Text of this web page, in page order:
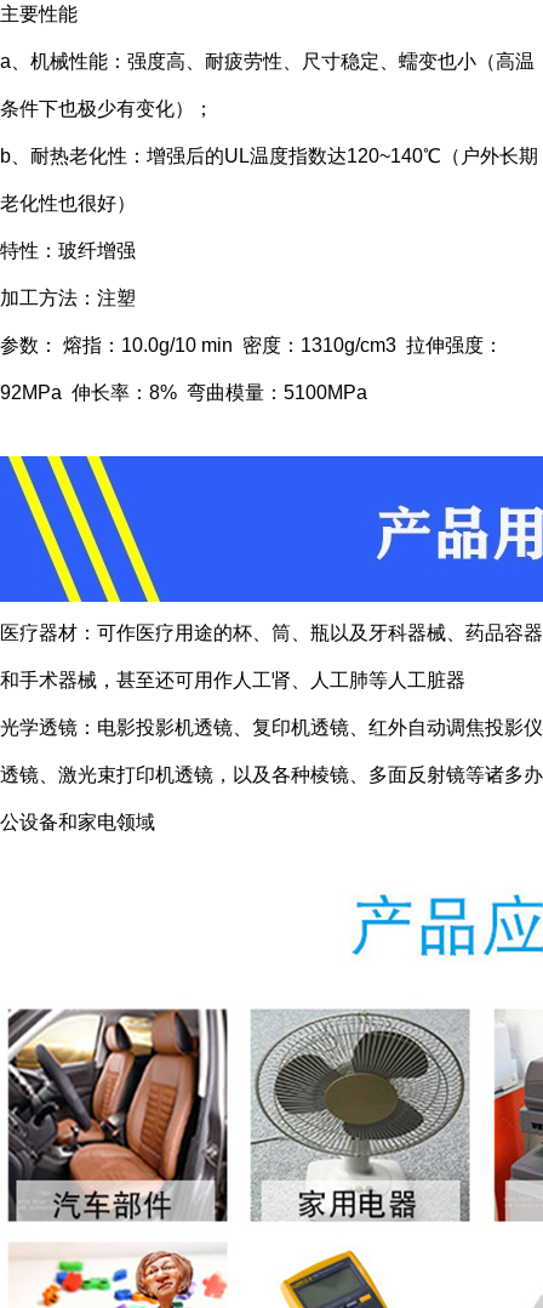
主要性能
a、机械性能：强度高、耐疲劳性、尺寸稳定、蠕变也小（高温
条件下也极少有变化）；
b、耐热老化性：增强后的UL温度指数达120~140℃（户外长期
老化性也很好）
特性：玻纤增强
加工方法：注塑
参数： 熔指：10.0g/10 min 密度：1310g/cm3 拉伸强度：
92MPa 伸长率：8% 弯曲模量：5100MPa
医疗器材：可作医疗用途的杯、筒、瓶以及牙科器械、药品容器
和手术器械，甚至还可用作人工肾、人工肺等人工脏器
光学透镜：电影投影机透镜、复印机透镜、红外自动调焦投影仪
透镜、激光束打印机透镜，以及各种棱镜、多面反射镜等诸多办
公设备和家电领域